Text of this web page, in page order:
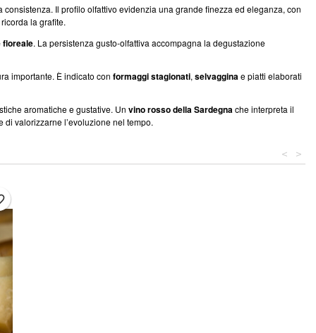
Il profilo olfattivo evidenzia una grande finezza ed eleganza, con
la grafite.
floreale. La persistenza gusto-olfattiva accompagna la degustazione
importante. È indicato con formaggi stagionati, selvagginae piatti elaborati
aromatiche e gustative. Un vino rosso della Sardegnache interpreta il
valorizzarne l’evoluzione nel tempo.
>
<